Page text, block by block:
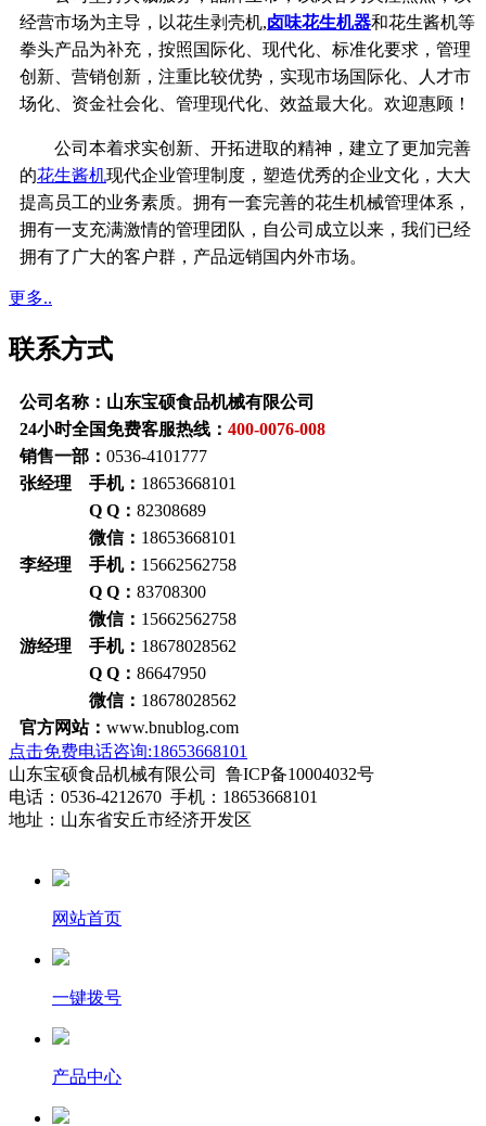
经营市场为主导，以花生剥壳机,卤味花生机器和花生酱机等
拳头产品为补充，按照国际化、现代化、标准化要求，管理
创新、营销创新，注重比较优势，实现市场国际化、人才市
场化、资金社会化、管理现代化、效益最大化。欢迎惠顾！
公司本着求实创新、开拓进取的精神，建立了更加完善
的花生酱机现代企业管理制度，塑造优秀的企业文化，大大
提高员工的业务素质。拥有一套完善的花生机械管理体系，
拥有一支充满激情的管理团队，自公司成立以来，我们已经
拥有了广大的客户群，产品远销国内外市场。
更多..
联系方式
公司名称：山东宝硕食品机械有限公司
24小时全国免费客服热线： 400-0076-008
销售一部： 0536-4101777
张经理 手机： 18653668101
Q Q： 82308689
微信： 18653668101
李经理 手机： 15662562758
Q Q： 83708300
微信： 15662562758
游经理 手机： 18678028562
Q Q： 86647950
微信： 18678028562
官方网站： www.bnublog.com
点击免费电话咨询:18653668101
山东宝硕食品机械有限公司 鲁ICP备10004032号
电话：0536-4212670 手机：18653668101
地址：山东省安丘市经济开发区
网站首页
一键拨号
产品中心